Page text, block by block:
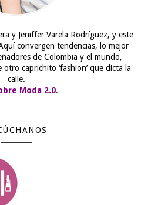
y Jeniffer Varela Rodríguez, y este
convergen tendencias, lo mejor
de Colombia y el mundo,
caprichito ‘fashion’ que dicta la
calle.
Moda 2.0.